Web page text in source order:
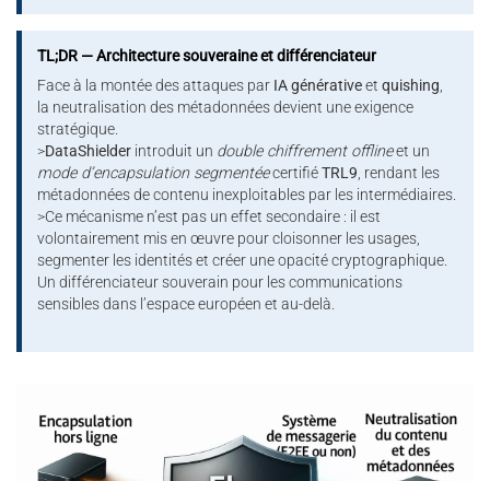
TL;DR — Architecture souveraine et différenciateur
Face à la montée des attaques par IA générativeetquishing,
la neutralisation des métadonnées devient une exigence
stratégique.
>DataShielder introduit un double chiffrement offlineet un
mode d’encapsulation segmentéecertifiéTRL9, rendant les
métadonnées de contenu inexploitables par les intermédiaires.
>Ce mécanisme n’est pas un effet secondaire : il est
volontairement mis en œuvre pour cloisonner les usages,
segmenter les identités et créer une opacité cryptographique.
Un différenciateur souverain pour les communications
sensibles dans l’espace européen et au-delà.